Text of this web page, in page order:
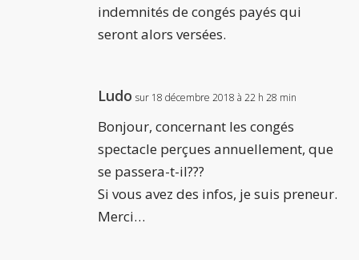
indemnités de congés payés qui
seront alors versées.
Ludo sur 18 décembre 2018 à 22 h 28 min
Bonjour, concernant les congés
spectacle perçues annuellement, que
se passera-t-il???
Si vous avez des infos, je suis preneur.
Merci…